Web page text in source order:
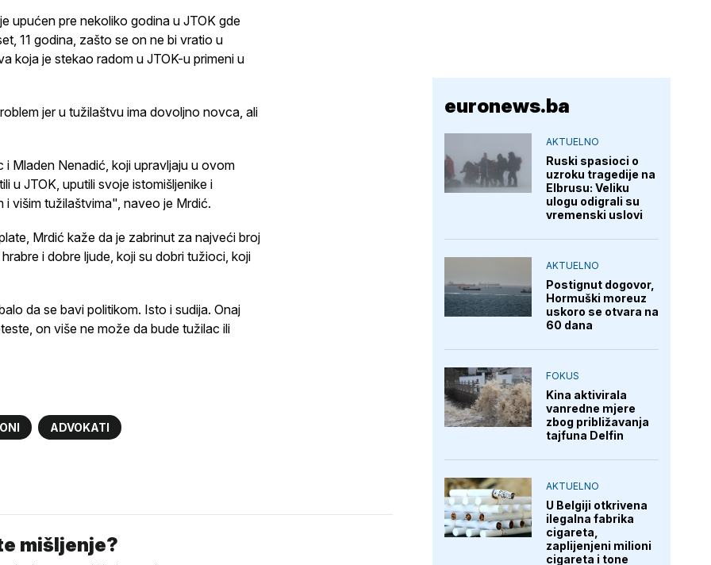
upućen pre nekoliko godina u JTOK gde
11 godina, zašto se on ne bi vratio u
koja je stekao radom u JTOK-u primeni u
jer u tužilaštvu ima dovoljno novca, ali
Mladen Nenadić, koji upravljaju u ovom
u JTOK, uputili svoje istomišljenike i
i višim tužilaštvima", naveo je Mrdić.
Mrdić kaže da je zabrinut za najveći broj
i dobre ljude, koji su dobri tužioci, koji
da se bavi politikom. Isto i sudija. Onaj
on više ne može da bude tužilac ili
ADVOKATI
mišljenje?
euronews.ba
AKTUELNO
Ruski spasioci o
uzroku tragedije na
Elbrusu: Veliku
ulogu odigrali su
vremenski uslovi
AKTUELNO
Postignut dogovor,
Hormuški moreuz
uskoro se otvara na
60 dana
FOKUS
Kina aktivirala
vanredne mjere
zbog približavanja
tajfuna Delfin
AKTUELNO
U Belgiji otkrivena
ilegalna fabrika
cigareta,
zaplijenjeni milioni
cigareta i tone